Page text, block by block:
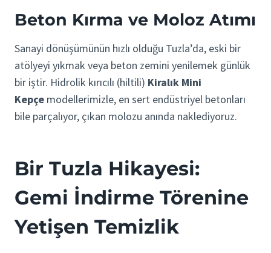
Beton Kırma ve Moloz Atımı
Sanayi dönüşümünün hızlı olduğu Tuzla’da, eski bir
atölyeyi yıkmak veya beton zemini yenilemek günlük
bir iştir. Hidrolik kırıcılı (hiltili) Kiralık Mini
Kepçe modellerimizle, en sert endüstriyel betonları
bile parçalıyor, çıkan molozu anında naklediyoruz.
Bir Tuzla Hikayesi:
Gemi İndirme Törenine
Yetişen Temizlik